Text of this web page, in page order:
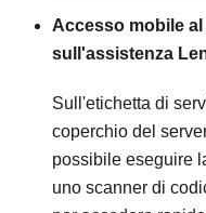
Accesso mobile
sull'assistenza
Sull'etichetta di
coperchio del
possibile eseguire
uno scanner di